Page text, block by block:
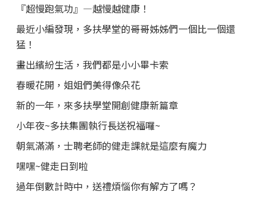
『超慢跑氣功』—越慢越健康！
最近小編發現，多扶學堂的哥哥姊姊們一個比一個還
猛！
畫出繽紛生活，我們都是小小畢卡索
春暖花開，姐姐們美得像朵花
新的一年，來多扶學堂開創健康新篇章
小年夜~多扶集團執行長送祝福囉~
朝氣滿滿，士聘老師的健走課就是這麼有魔力
嘿嘿~健走日到啦
過年倒數計時中，送禮煩惱你有解方了嗎？